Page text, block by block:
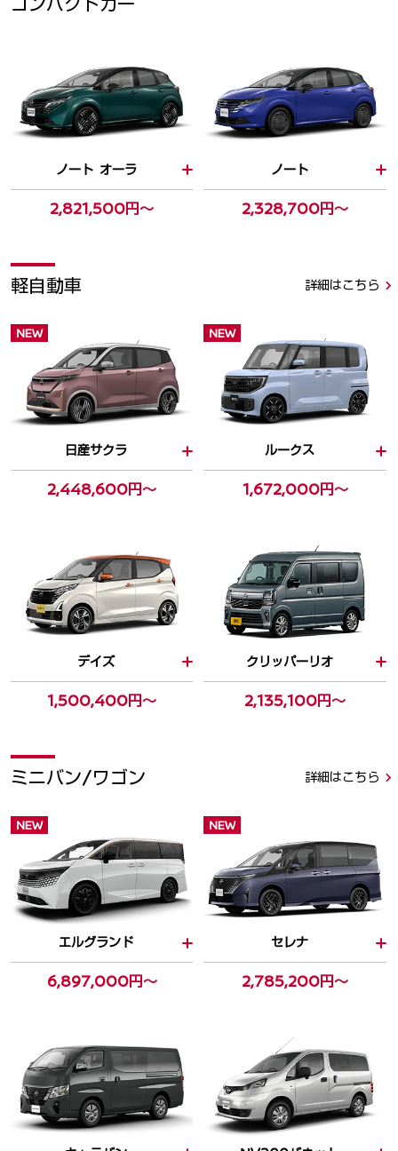
コンパクトカー
ノート オーラ
2,821,500円～
ノート
2,328,700円～
軽自動車 詳細はこちら
NEW
日産サクラ
2,448,600円～
NEW
ルークス
1,672,000円～
デイズ
1,500,400円～
クリッパーリオ
2,135,100円～
ミニバン/ワゴン 詳細はこちら
NEW
エルグランド
6,897,000円～
NEW
セレナ
2,785,200円～